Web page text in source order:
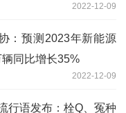
2022-12-09
：预测2023年新能源
同比增长35%
2022-12-09
行语发布：栓Q、冤种